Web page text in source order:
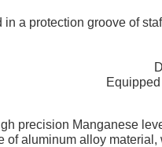
in a protection groove of
precision Manganese
of aluminum alloy